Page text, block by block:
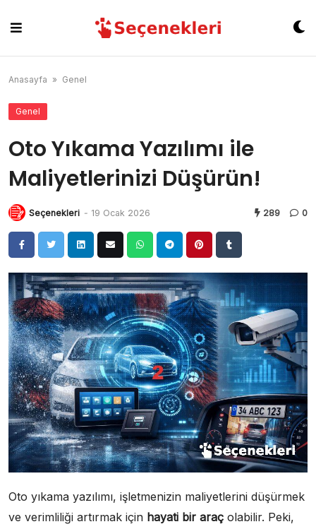
content
Anasayfa » Genel
Genel
Oto Yıkama Yazılımı ile
Maliyetlerinizi Düşürün!
Seçenekleri - 19 Ocak 2026 289 0
Oto yıkama yazılımı, işletmenizin maliyetlerini düşürmek
ve verimliliği artırmak için hayati bir araç olabilir. Peki,